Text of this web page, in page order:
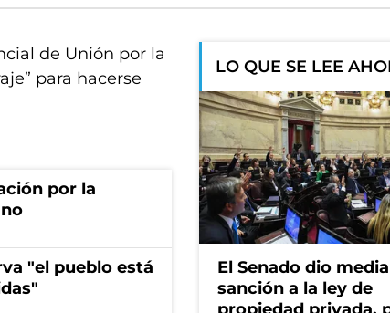
de Unión por la
para hacerse
por la
"el pueblo está
LO QUE SE LEE
El Senado dio media
sanción a la ley de